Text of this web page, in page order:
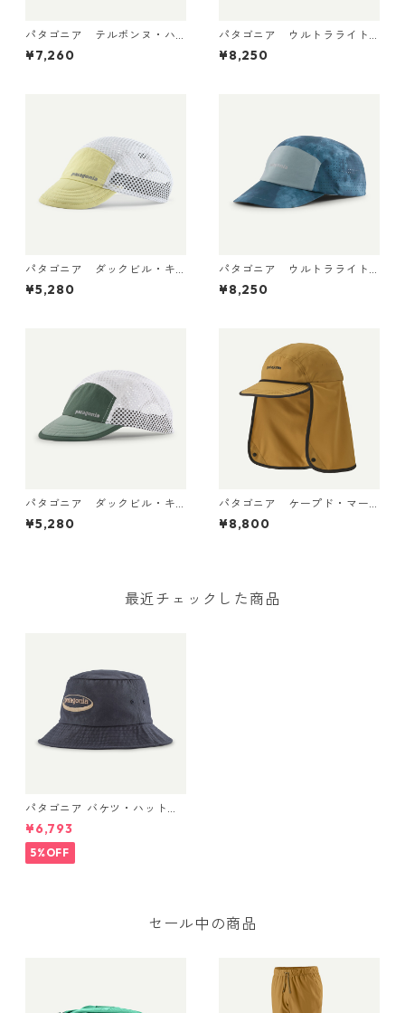
パタゴニア テルボンヌ・ハ
ット (カラー Canopy Gree
n) Patagonia Terrebonne Ha
¥7,260
パタゴニア ウルトラライト
ウェイト・リッジ・ハット 33
590 Berry Fig
¥8,250
パタゴニア ダックビル・キ
ャップ Vellum Green 2881
8 日本正規品
¥5,280
パタゴニア ウルトラライト
ウェイト・リッジ・ハット 33
590 Sastrugi: Summit Blue
¥8,250
パタゴニア ダックビル・キ
ャップ Canopy Green 288
18 日本正規品
¥5,280
パタゴニア ケープド・マー
ガンザー・ハット Bobcat Br
own 33570
¥8,800
最近チェックした商品
パタゴニア バケツ・ハット 3
3595 ’95 Oval Logo: Smold
er Blue
¥6,793
5%OFF
セール中の商品